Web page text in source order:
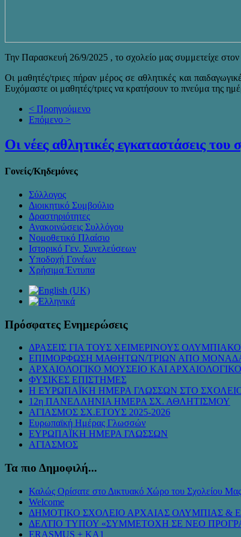
Την Παρασκευή 26/9/2025 , το σχολείο μας συμμετείχε
Οι μαθητές/τριες πήραν μέρος σε αθλητικές και
Ευχόμαστε οι μαθητές/τριες να κρατήσουν το πνεύμα της
< Προηγούμενο
Επόμενο >
Οι νέες αθλητικές εγκαταστάσεις του
Γονείς/Κηδεμόνες
Σύλλογος
Διοικητικό Συμβούλιο
Δραστηριότητες
Ανακοινώσεις Συλλόγου
Νομοθετικό Πλαίσιο
Ιστορικό Γεν. Συνελεύσεων
Υποδοχή Γονέων
Χρήσιμα Έντυπα
Πρόσφατες Ενημερώσεις
ΔΡΑΣΕΙΣ ΓΙΑ ΤΟΥΣ ΧΕΙΜΕΡΙΝΟΥΣ
ΕΠΙΜΟΡΦΩΣΗ ΜΑΘΗΤΩΝ/ΤΡΙΩΝ ΑΠΟ
ΑΡΧΑΙΟΛΟΓΙΚΟ ΜΟΥΣΕΙΟ ΚΑΙ
ΦΥΣΙΚΕΣ ΕΠΙΣΤΗΜΕΣ
Η ΕΥΡΩΠΑΪΚΗ ΗΜΕΡΑ ΓΛΩΣΣΩΝ ΣΤΟ
12η ΠΑΝΕΛΛΗΝΙΑ ΗΜΕΡΑ ΣΧ. ΑΘΛΗΤΙΣΜΟΥ
ΑΓΙΑΣΜΟΣ ΣΧ.ΕΤΟΥΣ 2025-2026
Ευρωπαϊκή Ημέρας Γλωσσών
ΕΥΡΩΠΑΪΚΗ ΗΜΕΡΑ ΓΛΩΣΣΩΝ
ΑΓΙΑΣΜΟΣ
Τα πιο Δημοφιλή...
Καλώς Ορίσατε στο Δικτυακό Χώρο του Σχολείου
Welcome
ΔΗΜΟΤΙΚΟ ΣΧΟΛΕΙΟ ΑΡΧΑΙΑΣ ΟΛΥΜΠΙΑΣ &
ΔΕΛΤΙΟ ΤΥΠΟΥ «ΣΥΜMΕΤΟΧΗ ΣΕ ΝΕΟ
ERASMUS + KA1